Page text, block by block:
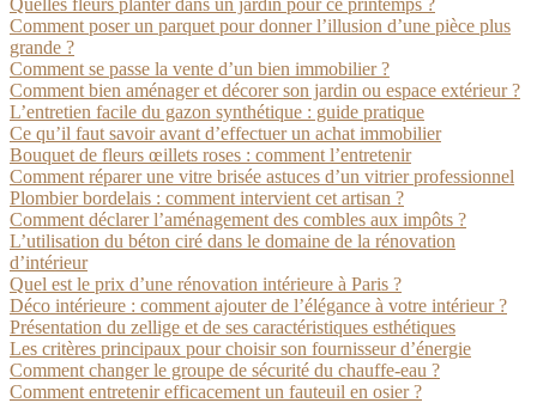
Quelles fleurs planter dans un jardin pour ce printemps ?
Comment poser un parquet pour donner l’illusion d’une pièce plus
grande ?
Comment se passe la vente d’un bien immobilier ?
Comment bien aménager et décorer son jardin ou espace extérieur ?
L’entretien facile du gazon synthétique : guide pratique
Ce qu’il faut savoir avant d’effectuer un achat immobilier
Bouquet de fleurs œillets roses : comment l’entretenir
Comment réparer une vitre brisée astuces d’un vitrier professionnel
Plombier bordelais : comment intervient cet artisan ?
Comment déclarer l’aménagement des combles aux impôts ?
L’utilisation du béton ciré dans le domaine de la rénovation
d’intérieur
Quel est le prix d’une rénovation intérieure à Paris ?
Déco intérieure : comment ajouter de l’élégance à votre intérieur ?
Présentation du zellige et de ses caractéristiques esthétiques
Les critères principaux pour choisir son fournisseur d’énergie
Comment changer le groupe de sécurité du chauffe-eau ?
Comment entretenir efficacement un fauteuil en osier ?